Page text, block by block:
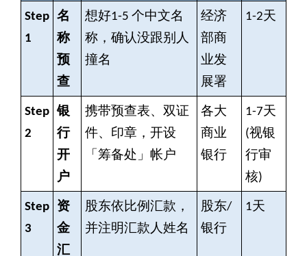
Step
1
名
称
预
查
想好1-5 个中文名
称，确认没跟别人
撞名
经济
部商
业发
展署
1-2天
Step
2
银
行
开
户
携带预查表、双证
件、印章，开设
「筹备处」帐户
各大
商业
银行
1-7天
(视银
行审
核)
Step
3
资
金
汇
股东依比例汇款，
并注明汇款人姓名
股东/
银行
1天